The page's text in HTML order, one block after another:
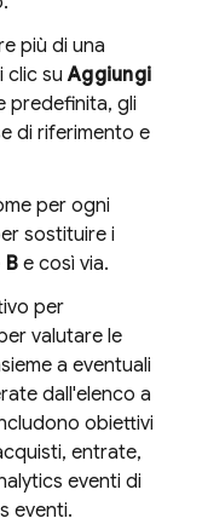
più di una
clic suAggiungi
predefinita, gli
di riferimento e
per ogni
sostituire i
Be così via.
per
valutare le
a eventuali
dall'elenco a
obiettivi
entrate,
eventi di
eventi.